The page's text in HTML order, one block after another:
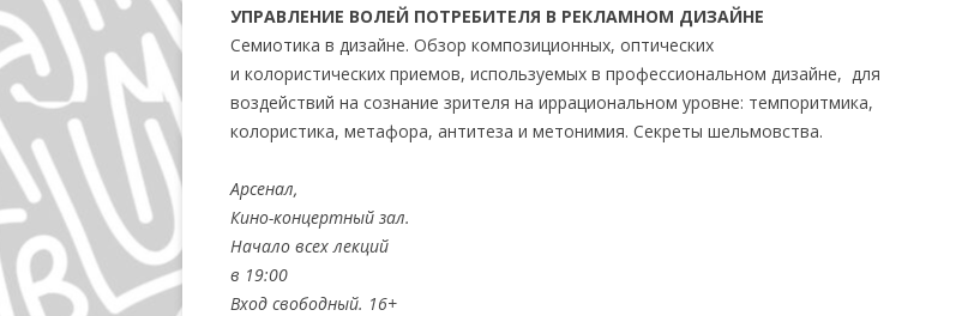
УПРАВЛЕНИЕ ВОЛЕЙ ПОТРЕБИТЕЛЯ В РЕКЛАМНОМ ДИЗАЙНЕ
Семиотика в дизайне. Обзор композиционных, оптических
и колористических приемов, используемых в профессиональном дизайне, для
воздействий на сознание зрителя на иррациональном уровне: темпоритмика,
колористика, метафора, антитеза и метонимия. Секреты шельмовства.
Арсенал,
Кино-концертный зал.
Начало всех лекций
в 19:00
Вход свободный. 16+